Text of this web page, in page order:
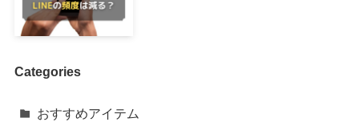
Categories
おすすめアイテム